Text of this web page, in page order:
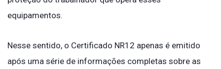
equipamentos.
Nesse sentido, o Certificado NR12 apenas é emitido
após uma série de informações completas sobre as